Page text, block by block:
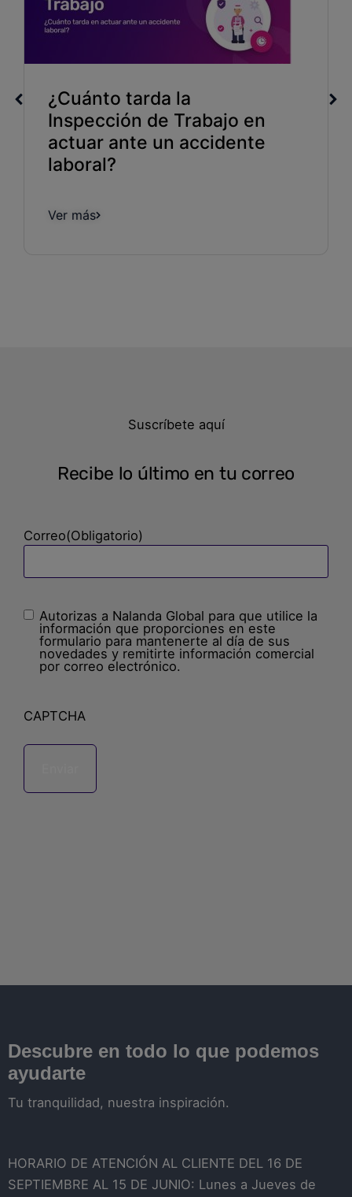
¿Cuánto tarda la
Inspección de Trabajo en
actuar ante un accidente
laboral?
Ver más
Suscríbete aquí
Recibe lo último en tu correo
Correo(Obligatorio)
Sin
nombre(Obligatorio)
Autorizas a Nalanda Global para que utilice la
información que proporciones en este
formulario para mantenerte al día de sus
novedades y remitirte información comercial
por correo electrónico.
CAPTCHA
Descubre en todo lo que podemos
ayudarte
Tu tranquilidad, nuestra inspiración.
HORARIO DE ATENCIÓN AL CLIENTE DEL 16 DE
SEPTIEMBRE AL 15 DE JUNIO: Lunes a Jueves de